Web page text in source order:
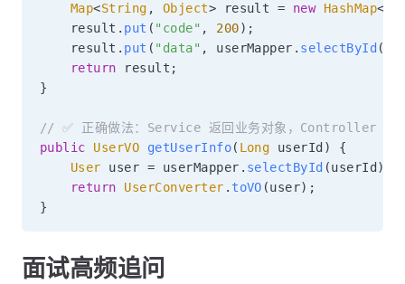
Map<String , Object> result = new HashMap<
    result
. put ( "code" , 200) ;
    result
. put ( "data" , userMapper . selectById (
return result ;
}
// ✅ 正确做法：Service 返回业务对象，Controller 负
public
UserVO getUserInfo( Long userId )
{
User user = userMapper . selectById (userId )
return
UserConverter . toVO (user) ;
}
面试高频追问